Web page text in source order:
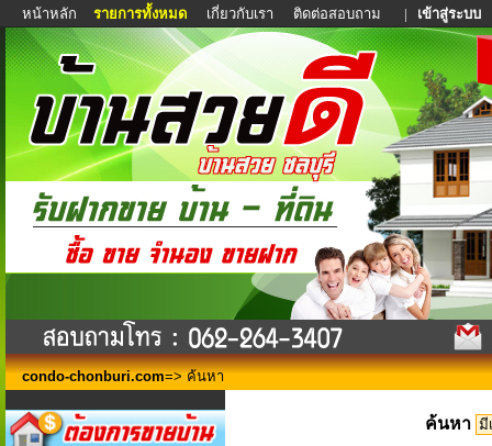
หน้าหลัก รายการทั้งหมด เกี่ยวกับเรา ติดต่อสอบถาม | เข้าสู่ระบบ
condo-chonburi.com=> ค้นหา
ค้นหา